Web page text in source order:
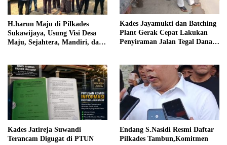
H.harun Maju di Pilkades
Sukawijaya, Usung Visi Desa
Maju, Sejahtera, Mandiri, dan
Kades Jayamukti dan Batching
Plant Gerak Cepat Lakukan
Penyiraman Jalan Tegal Danas
Kades Jatireja Suwandi
Terancam Digugat di PTUN
Endang S.Nasidi Resmi Daftar
Pilkades Tambun,Komitmen